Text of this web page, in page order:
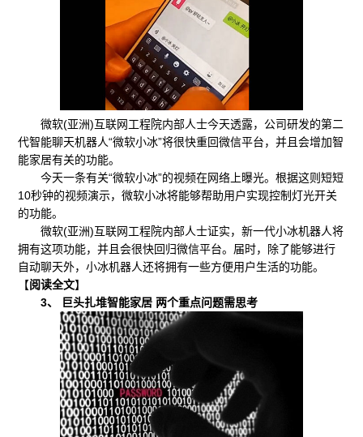
微软(亚洲)互联网工程院内部人士今天透露，公司研发的第二
代智能聊天机器人“微软小冰”将很快重回微信平台，并且会增加智
能家居有关的功能。
今天一条有关“微软小冰”的视频在网络上曝光。根据这则短短
10秒钟的视频演示，微软小冰将能够帮助用户实现控制灯光开关
的功能。
微软(亚洲)互联网工程院内部人士证实，新一代小冰机器人将
拥有这项功能，并且会很快回归微信平台。届时，除了能够进行
自动聊天外，小冰机器人还将拥有一些方便用户生活的功能。
【阅读全文】
3、 巨头扎堆智能家居 两个重点问题需思考